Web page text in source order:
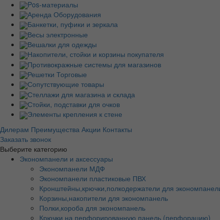
Pos-материалы
Аренда Оборудования
Банкетки, пуфики и зеркала
Весы электронные
Вешалки для одежды
Накопители, стойки и корзины покупателя
Противокражные системы для магазинов
Решетки Торговые
Сопутствующие товары
Стеллажи для магазина и склада
Стойки, подставки для очков
Элементы крепления к стене
Дилерам Преимущества Акции Контакты
Заказать звонок
Выберите категорию
Экономпанели и аксессуары
Экономпанели МДФ
Экономпанели пластиковые ПВХ
Кронштейны,крючки,полкодержатели для
Корзины,накопители для экономпанель
Полки,короба для экономпанель
Крючки на перфорированную панель (перфорацию)